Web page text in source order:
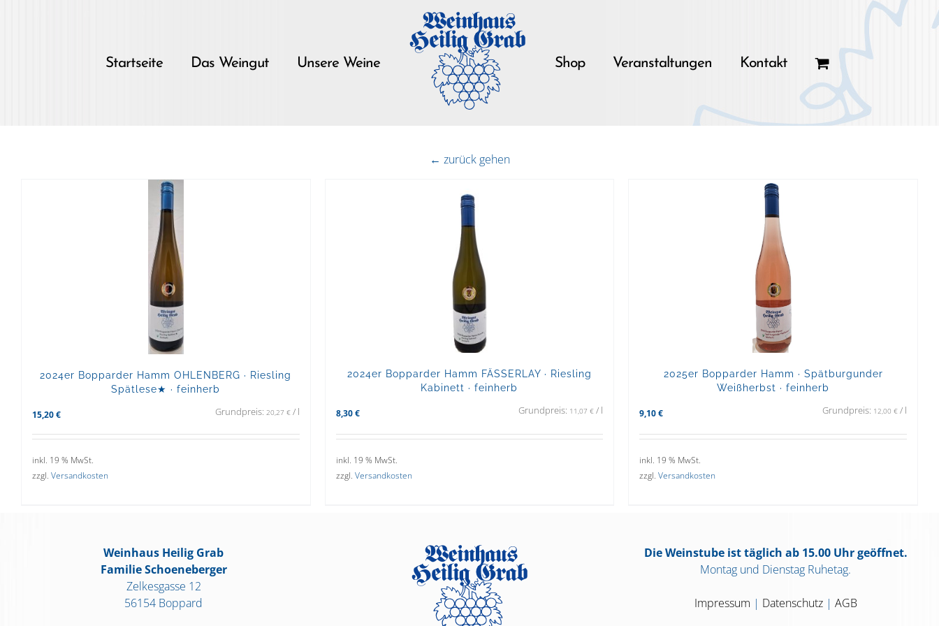
Startseite Das Weingut Unsere Weine Shop Veranstaltungen Kontakt
← zurück gehen
2024er Bopparder Hamm OHLENBERG · Riesling
Spätlese★ · feinherb
15,20 € Grundpreis: 20,27 €/ l
inkl. 19 % MwSt.
zzgl. Versandkosten
2024er Bopparder Hamm FÄSSERLAY · Riesling
Kabinett · feinherb
8,30 € Grundpreis: 11,07€ / l
inkl. 19 % MwSt.
zzgl. Versandkosten
2025er Bopparder Hamm · Spätburgunder
Weißherbst · feinherb
9,10€ Grundpreis: 12,00 €/ l
inkl. 19 % MwSt.
zzgl.Versandkosten
Weinhaus Heilig Grab
Familie Schoeneberger
Zelkesgasse 12
56154 Boppard
Die Weinstube ist täglich ab 15.00 Uhr geöffnet.
Montag und Dienstag Ruhetag.
Impressum | Datenschutz| AGB